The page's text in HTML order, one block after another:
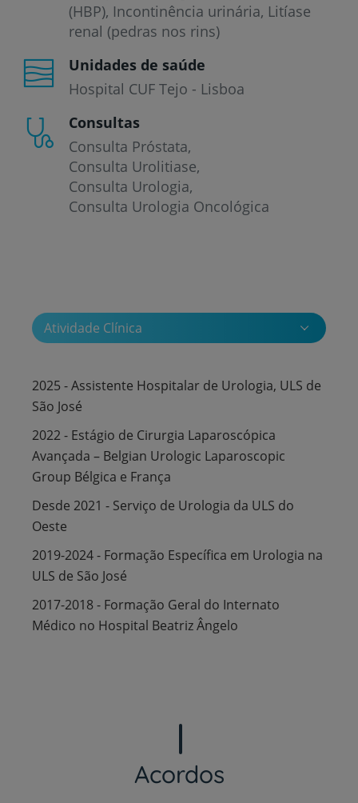
(HBP) Incontinência urinária Litíase
renal (pedras nos rins)
Unidades de saúde
Hospital CUF Tejo - Lisboa
Consultas
Consulta Próstata
Consulta Urolitiase
Consulta Urologia
Consulta Urologia Oncológica
Atividade Clínica
2025 - Assistente Hospitalar de Urologia, ULS de
São José
2022 - Estágio de Cirurgia Laparoscópica
Avançada – Belgian Urologic Laparoscopic
Group Bélgica e França
Desde 2021 - Serviço de Urologia da ULS do
Oeste
2019-2024 - Formação Específica em Urologia na
ULS de São José
2017-2018 - Formação Geral do Internato
Médico no Hospital Beatriz Ângelo
Acordos